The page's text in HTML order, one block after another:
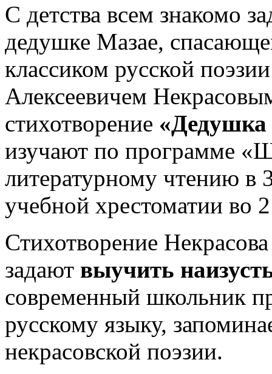
С детства всем знакомо
дедушке Мазае,
классиком русской
Алексеевичем
стихотворение
изучают по программе
литературному чтению в
учебной хрестоматии во
Стихотворение
задают выучить
современный школьник
русскому языку,
некрасовской поэзии.